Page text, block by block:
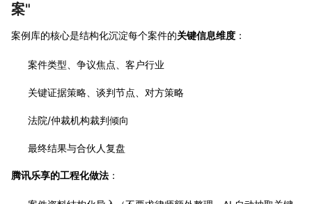
案"
案例库的核心是结构化沉淀每个案件的关键信息维度 ：
案件类型、争议焦点、客户行业
关键证据策略、谈判节点、对方策略
法院/仲裁机构裁判倾向
最终结果与合伙人复盘
腾讯乐享的工程化做法 ：